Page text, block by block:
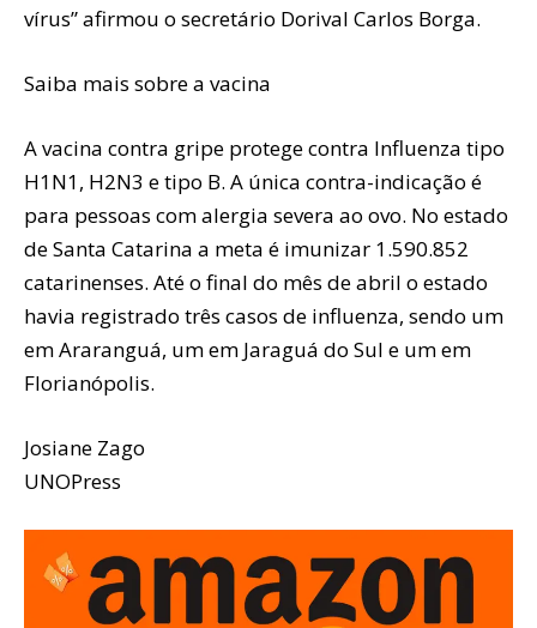
vírus” afirmou o secretário Dorival Carlos Borga.
Saiba mais sobre a vacina
A vacina contra gripe protege contra Influenza tipo
H1N1, H2N3 e tipo B. A única contra-indicação é
para pessoas com alergia severa ao ovo. No estado
de Santa Catarina a meta é imunizar 1.590.852
catarinenses. Até o final do mês de abril o estado
havia registrado três casos de influenza, sendo um
em Araranguá, um em Jaraguá do Sul e um em
Florianópolis.
Josiane Zago
UNOPress